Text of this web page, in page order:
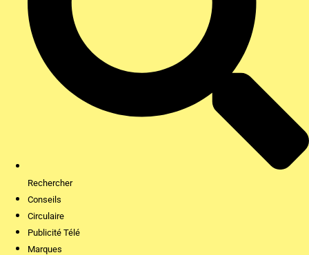
Rechercher
Conseils
Circulaire
Publicité Télé
Marques